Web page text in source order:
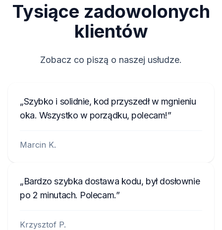
Tysiące zadowolonych
klientów
Zobacz co piszą o naszej usłudze.
Szybko i solidnie, kod przyszedł w mgnieniu
oka. Wszystko w porządku, polecam!
Marcin K.
Bardzo szybka dostawa kodu, był dosłownie
po 2 minutach. Polecam.
Krzysztof P.